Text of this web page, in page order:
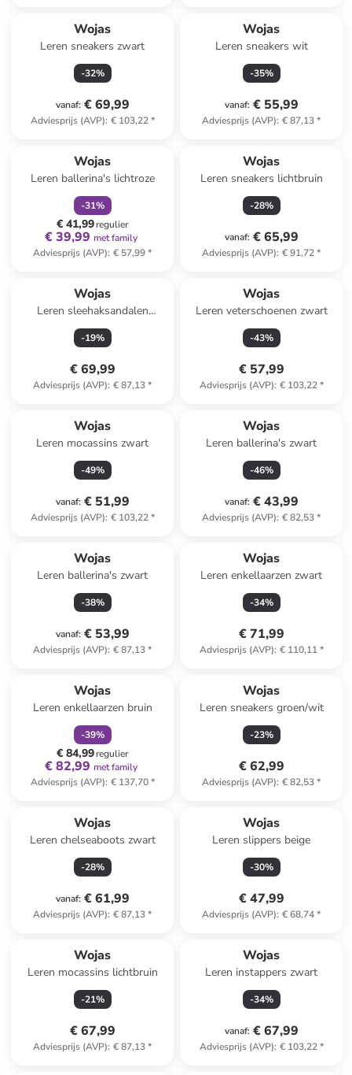
Wojas
Leren sneakers zwart
-32%
vanaf: € 69,99
Adviesprijs (AVP): € 103,22*
Wojas
Leren sneakers wit
-35%
vanaf: € 55,99
Adviesprijs (AVP): € 87,13*
Wojas
Leren ballerina's lichtroze
-31%
€ 41,99regulier
€ 39,99 met family
Adviesprijs (AVP): € 57,99*
Wojas
Leren sneakers lichtbruin
-28%
vanaf: € 65,99
Adviesprijs (AVP): € 91,72*
Wojas
Leren sleehaksandalen
beige/meerkleurig
-19%
€ 69,99
Adviesprijs (AVP): € 87,13*
Wojas
Leren veterschoenen zwart
-43%
€ 57,99
Adviesprijs (AVP): € 103,22*
Wojas
Leren mocassins zwart
-49%
vanaf: € 51,99
Adviesprijs (AVP): € 103,22*
Wojas
Leren ballerina's zwart
-46%
vanaf: € 43,99
Adviesprijs (AVP): € 82,53*
Wojas
Leren ballerina's zwart
-38%
vanaf: € 53,99
Adviesprijs (AVP): € 87,13*
Wojas
Leren enkellaarzen zwart
-34%
€ 71,99
Adviesprijs (AVP): € 110,11*
Wojas
Leren enkellaarzen bruin
-39%
€ 84,99regulier
€ 82,99 met family
Adviesprijs (AVP): € 137,70*
Wojas
Leren sneakers groen/wit
-23%
€ 62,99
Adviesprijs (AVP): € 82,53*
Wojas
Leren chelseaboots zwart
-28%
vanaf: € 61,99
Adviesprijs (AVP): € 87,13*
Wojas
Leren slippers beige
-30%
€ 47,99
Adviesprijs (AVP): € 68,74*
Wojas
Leren mocassins lichtbruin
-21%
€ 67,99
Adviesprijs (AVP): € 87,13*
Wojas
Leren instappers zwart
-34%
vanaf: € 67,99
Adviesprijs (AVP): € 103,22*